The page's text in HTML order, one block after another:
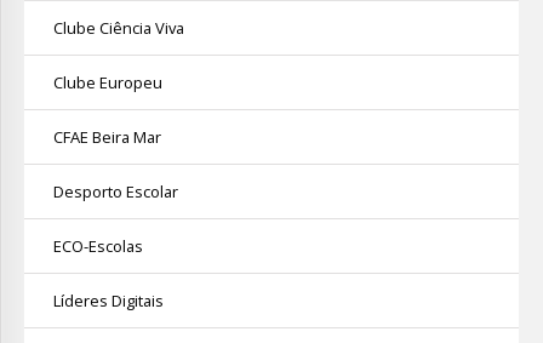
Clube Ciência Viva
Clube Europeu
CFAE Beira Mar
Desporto Escolar
ECO-Escolas
Líderes Digitais